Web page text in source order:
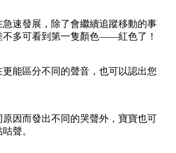
急速發展，除了會繼續追蹤移動的事
不多可看到第一隻顏色——紅色了！
能區分不同的聲音，也可以認出您
原因而發出不同的哭聲外，寶寶也可
聲。